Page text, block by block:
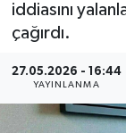
iddiasını
çağırdı.
27.05.2026 - 16:44
YAYINLANMA
E-Gazete
Haber Arşivi